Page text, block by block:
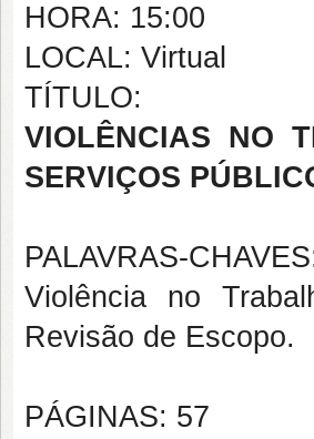
HORA: 15:00
LOCAL: Virtual
TÍTULO:
VIOLÊNCIAS NO
SERVIÇOS
PALAVRAS-
Violência no
Revisão de Escopo.
PÁGINAS: 57